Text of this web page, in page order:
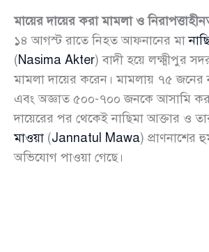
মায়ের দায়ের করা মামলা ও
১৪ আগস্ট রাতে নিহত আফনানের মা
(Nasima Akter) বাদী হয়ে লক্ষ্মীপুর
মামলা দায়ের করেন। মামলায় ৭৫ জনের
এবং অজ্ঞাত ৫০০-৭০০ জনকে আসামি
দায়েরের পর থেকেই নাছিমা আক্তার ও
মাওয়া (Jannatul Mawa) প্রাণনাশের
অভিযোগ পাওয়া গেছে।